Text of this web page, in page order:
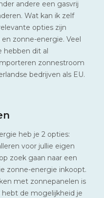
andere een gasvrij
Wat kan ik zelf
opties zijn
zonne-energie. Veel
hebben dit al
zonnestroom
bedrijven als EU.
heb je 2 opties:
voor jullie eigen
zoek gaan naar een
zonne-energie inkoopt.
met zonnepanelen is
hebt de mogelijkheid je